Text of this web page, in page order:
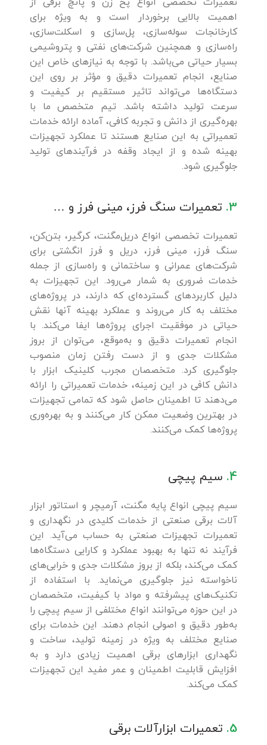
اهمیت بالایی برخوردار است و به ویژه برای
کارخانجات سوله‌سازی، پل‌سازی و اسکلت‌سازی،
راه‌سازی و همچنین شرکت‌های نفتی و پتروشیمی
بسیار حیاتی می‌باشد. با توجه به نیازهای خاص این
صنایع، انجام تعمیرات دقیق و مؤثر بر روی این
دستگاه‌ها می‌تواند تاثیر مستقیم بر کیفیت و
سرعت تولید داشته باشد. تیم‌ متخصص ما با
بهره‌گیری از دانش و تجربه کافی، آماده ارائه خدمات
تعمیراتی به این صنایع هستند تا عملکرد تجهیزات
بهینه شده و از ایجاد وقفه در فرآیندهای تولید
جلوگیری شود.
3. تعمیرات سنگ فرز، مینی فرز و …
تعمیرات تخصصی انواع دریل‌مگنت، کرگیر، بتن‌کن،
سنگ فرز، مینی فرز، دریل و فرز انگشتی برای
شرکت‌های عمرانی و ساختمانی و راه‌سازی از جمله
خدمات ضروری به شمار می‌رود. این تجهیزات به
دلیل کاربردهای گسترده‌ای که دارند، در پروژه‌های
مختلف به کار می‌روند و عملکرد بهینه آنها نقش
حیاتی در موفقیت اجرای پروژه‌ها ایفا می‌کند. با
انجام تعمیرات دقیق و به‌موقع، می‌توان از بروز
مشکلات جدی و از دست رفتن زمان منصوب
جلوگیری کرد. متخصصان مجرب کلینیک ابزار با
دانش کافی در این زمینه، خدمات تعمیراتی را ارائه
می‌دهند تا اطمینان حاصل شود که تمامی تجهیزات
در بهترین وضعیت ممکن کار می‌کنند و به بهره‌وری
پروژه‌ها کمک می‌کنند.
4. سیم پیچی
سیم پیچی انواع پایه مگنت، آرمیچر و استاتور ابزار
آلات برقی صنعتی از خدمات کلیدی در نگهداری و
تعمیرات تجهیزات صنعتی به حساب می‌آید. این
فرآیند نه تنها به بهبود عملکرد و کارایی دستگاه‌ها
کمک می‌کند، بلکه از بروز مشکلات جدی و خرابی‌های
ناخواسته نیز جلوگیری می‌نماید. با استفاده از
تکنیک‌های پیشرفته و مواد با کیفیت، متخصصان
در این حوزه می‌توانند انواع مختلفی از سیم پیچی را
به‌طور دقیق و اصولی انجام دهند. این خدمات برای
صنایع مختلف به ویژه در زمینه تولید، ساخت و
نگهداری ابزارهای برقی اهمیت زیادی دارد و به
افزایش قابلیت اطمینان و عمر مفید این تجهیزات
کمک می‌کند.
5. تعمیرات ابزارآلات برقی